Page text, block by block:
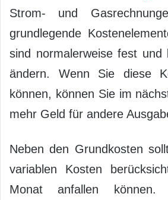
Strom- und
grundlegende
sind normalerweise fest und
ändern. Wenn Sie diese
können, können Sie im
mehr Geld für andere
Neben den Grundkosten
variablen Kosten
Monat anfallen können.